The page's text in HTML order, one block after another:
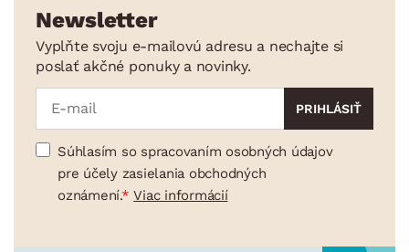
Newsletter
Vyplňte svoju e-mailovú adresu a nechajte si
poslať akčné ponuky a novinky.
Súhlasím so spracovaním osobných údajov
pre účely zasielania obchodných
oznámení.
Viac informácií